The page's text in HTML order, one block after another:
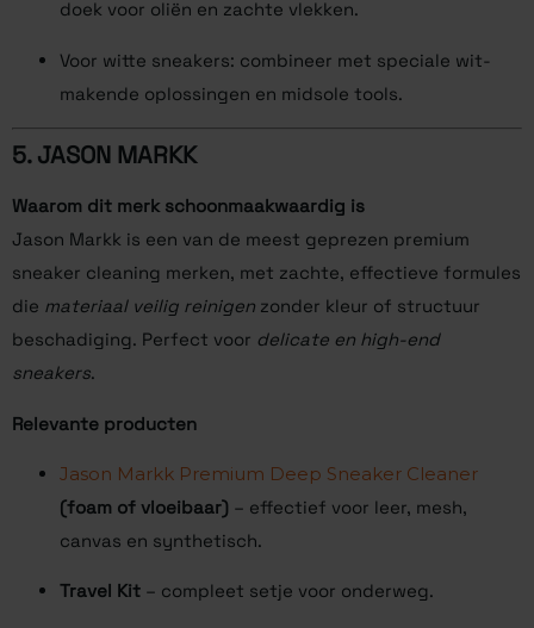
doek voor oliën en zachte vlekken.
Voor witte sneakers: combineer met speciale wit-
makende oplossingen en midsole tools.
5.JASON MARKK
Waarom dit merk schoonmaakwaardig is
Jason Markk is een van de meest geprezen premium
sneaker cleaning merken, met zachte, effectieve formules
die materiaal veilig reinigen zonder kleur of structuur
beschadiging. Perfect voor delicate en high-end
sneakers.
Relevante producten
Jason Markk Premium Deep Sneaker Cleaner
(foam of vloeibaar) – effectief voor leer, mesh,
canvas en synthetisch.
Travel Kit – compleet setje voor onderweg.